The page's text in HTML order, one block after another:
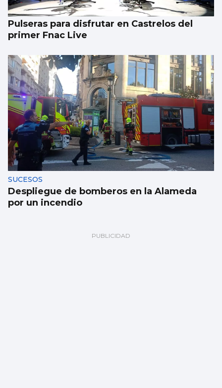
Pulseras para disfrutar en Castrelos del
primer Fnac Live
SUCESOS
Despliegue de bomberos en la Alameda
por un incendio